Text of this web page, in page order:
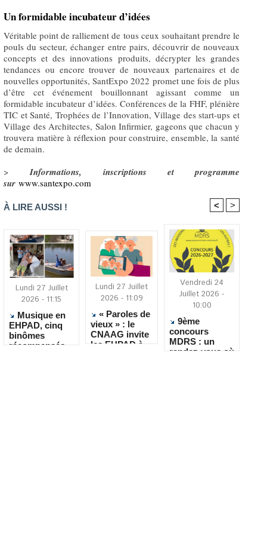
Un formidable incubateur d’idées
Véritable point de ralliement de tous ceux souhaitant prendre le
pouls du secteur, échanger entre pairs, découvrir de nouveaux
concepts et des innovations produits, décrypter les grandes
tendances ou encore trouver de nouveaux partenaires et de
nouvelles opportunités, SantExpo 2022 promet une fois de plus
d’être cet événement bouillonnant agissant comme un
formidable incubateur d’idées. Conférences de la FHF, plénière
TIC et Santé, Trophées de l’Innovation, Village des start-ups et
Village des Architectes, Salon Infirmier, gageons que chacun y
trouvera matière à réflexion pour construire, ensemble, la santé
de demain.
>Informations, inscriptions et programme
sur www.santexpo.com
À LIRE AUSSI ! < >
Lundi 27 Juillet
2026 - 11:15
Musique en
EHPAD, cinq
binômes
récompensés
Lundi 27 Juillet
2026 - 11:09
« Paroles de
vieux » : le
CNAAG invite
les EHPAD à
Vendredi 24
Juillet 2026 -
10:00
9ème
concours
MDRS : un
rendez-vous où